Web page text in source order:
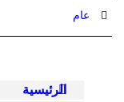
عام
الرئيسية